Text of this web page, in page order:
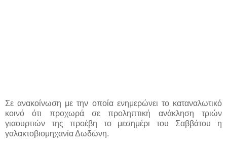
Σε ανακοίνωση με την οποία ενημερώνει το καταναλωτικό
κοινό ότι προχωρά σε προληπτική ανάκληση τριών
γιαουρτιών της προέβη το μεσημέρι του Σαββάτου η
γαλακτοβιομηχανία Δωδώνη.